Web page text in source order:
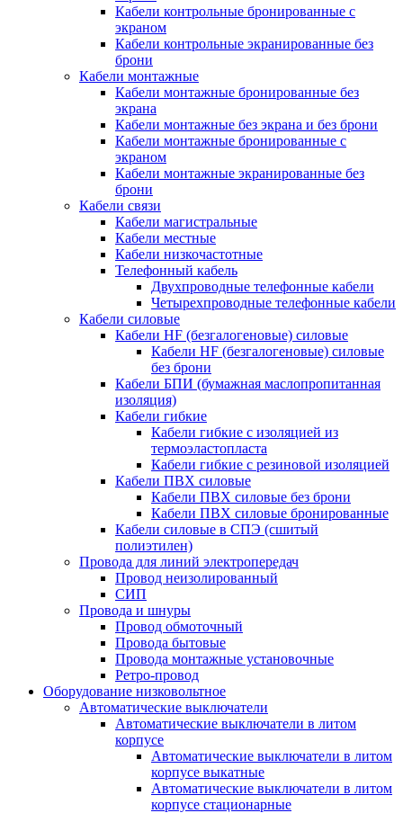
Кабели контрольные бронированные с
экраном
Кабели контрольные экранированные без
брони
Кабели монтажные
Кабели монтажные бронированные без
экрана
Кабели монтажные без экрана и без брони
Кабели монтажные бронированные с
экраном
Кабели монтажные экранированные без
брони
Кабели связи
Кабели магистральные
Кабели местные
Кабели низкочастотные
Телефонный кабель
Двухпроводные телефонные кабели
Четырехпроводные телефонные кабели
Кабели силовые
Кабели HF (безгалогеновые) силовые
Кабели HF (безгалогеновые) силовые
без брони
Кабели БПИ (бумажная маслопропитанная
изоляция)
Кабели гибкие
Кабели гибкие с изоляцией из
термоэластопласта
Кабели гибкие с резиновой изоляцией
Кабели ПВХ силовые
Кабели ПВХ силовые без брони
Кабели ПВХ силовые бронированные
Кабели силовые в СПЭ (сшитый
полиэтилен)
Провода для линий электропередач
Провод неизолированный
СИП
Провода и шнуры
Провод обмоточный
Провода бытовые
Провода монтажные установочные
Ретро-провод
Оборудование низковольтное
Автоматические выключатели
Автоматические выключатели в литом
корпусе
Автоматические выключатели в литом
корпусе выкатные
Автоматические выключатели в литом
корпусе стационарные